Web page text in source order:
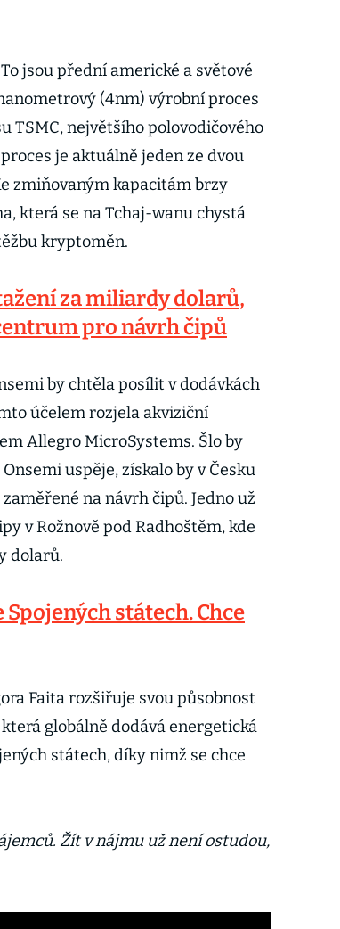
jsou přední americké a světové
(4nm) výrobní proces
TSMC, největšího polovodičového
je aktuálně jeden ze dvou
zmiňovaným kapacitám brzy
která se na Tchaj-wanu chystá
kryptoměn.
za miliardy dolarů,
pro návrh čipů
by chtěla posílit v dodávkách
účelem rozjela akviziční
Allegro MicroSystems. Šlo by
uspěje, získalo by v Česku
na návrh čipů. Jedno už
v Rožnově pod Radhoštěm, kde
dolarů.
Spojených státech. Chce
Faita rozšiřuje svou působnost
globálně dodává energetická
státech, díky nimž se chce
Žít v nájmu už není ostudou,